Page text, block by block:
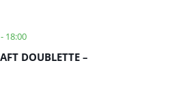
18:00
DOUBLETTE –